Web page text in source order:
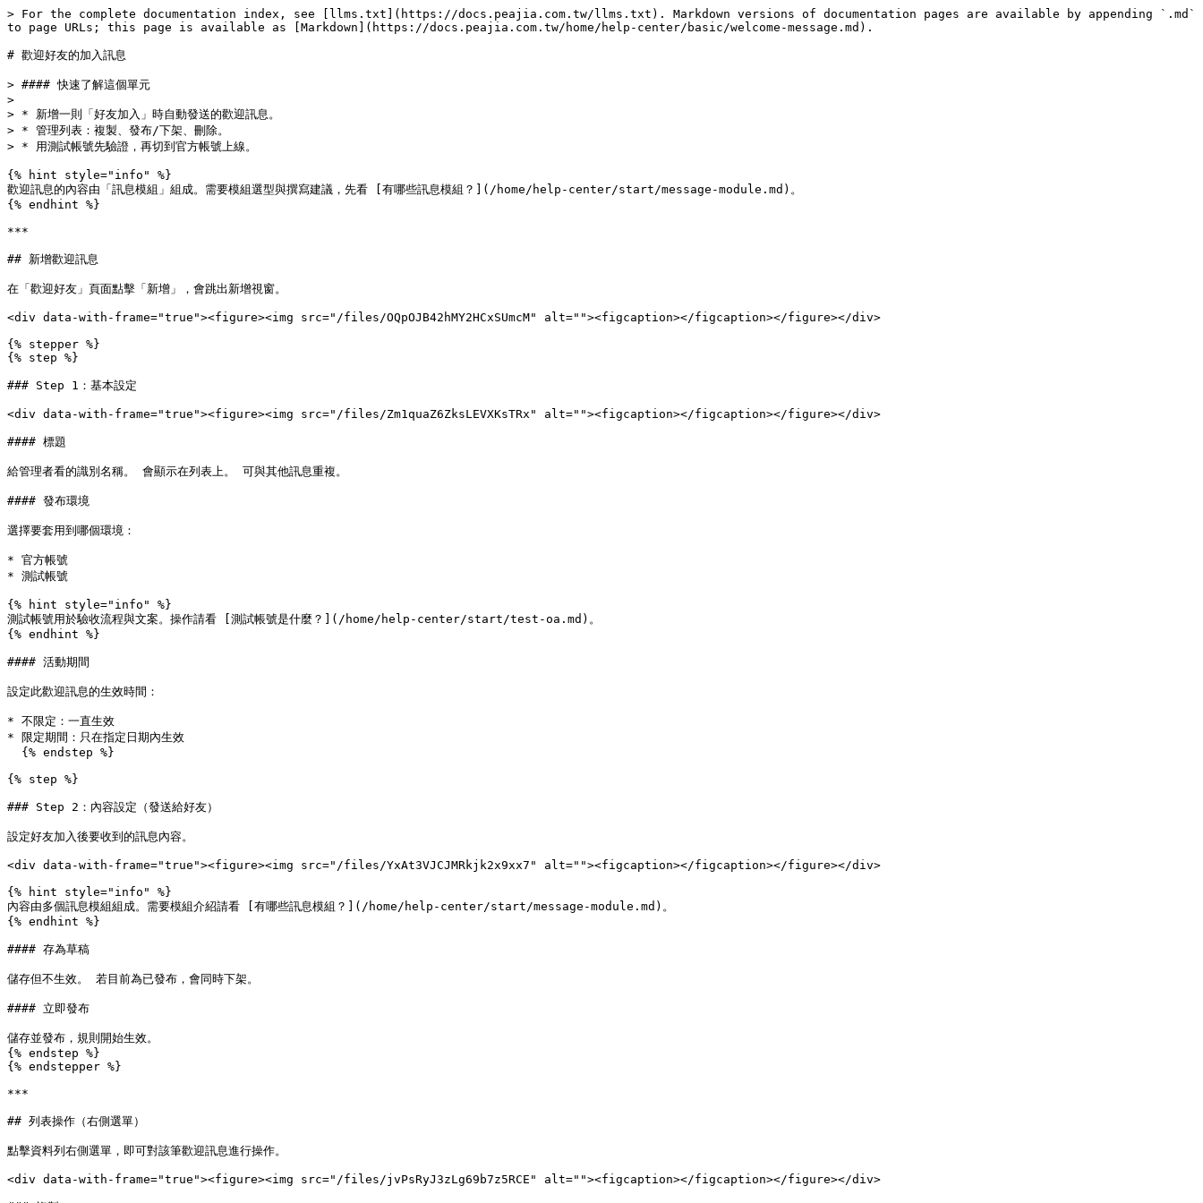
> For the complete documentation index, see [llms.txt](https://docs.peajia.com.tw/llms.txt). Markdown versions of documentation pages are available by appending `.md`
to page URLs; this page is available as [Markdown](https://docs.peajia.com.tw/home/help-center/basic/welcome-message.md).
# 歡迎好友的加入訊息
> #### 快速了解這個單元
>
> * 新增一則「好友加入」時自動發送的歡迎訊息。
> * 管理列表：複製、發布/下架、刪除。
> * 用測試帳號先驗證，再切到官方帳號上線。
{% hint style="info" %}
歡迎訊息的內容由「訊息模組」組成。需要模組選型與撰寫建議，先看 [有哪些訊息模組？](/home/help-center/start/message-module.md)。
{% endhint %}
***
## 新增歡迎訊息
在「歡迎好友」頁面點擊「新增」，會跳出新增視窗。
<div data-with-frame="true"><figure><img src="/files/OQpOJB42hMY2HCxSUmcM" alt=""><figcaption></figcaption></figure></div>
{% stepper %}
{% step %}
### Step 1：基本設定
<div data-with-frame="true"><figure><img src="/files/Zm1quaZ6ZksLEVXKsTRx" alt=""><figcaption></figcaption></figure></div>
#### 標題
給管理者看的識別名稱。 會顯示在列表上。 可與其他訊息重複。
#### 發布環境
選擇要套用到哪個環境：
* 官方帳號
* 測試帳號
{% hint style="info" %}
測試帳號用於驗收流程與文案。操作請看 [測試帳號是什麼？](/home/help-center/start/test-oa.md)。
{% endhint %}
#### 活動期間
設定此歡迎訊息的生效時間：
* 不限定：一直生效
* 限定期間：只在指定日期內生效
{% step %}
### Step 2：內容設定（發送給好友）
設定好友加入後要收到的訊息內容。
<div data-with-frame="true"><figure><img src="/files/YxAt3VJCJMRkjk2x9xx7" alt=""><figcaption></figcaption></figure></div>
{% hint style="info" %}
內容由多個訊息模組組成。需要模組介紹請看 [有哪些訊息模組？](/home/help-center/start/message-module.md)。
{% endhint %}
#### 存為草稿
儲存但不生效。 若目前為已發布，會同時下架。
#### 立即發布
儲存並發布，規則開始生效。
{% endstep %}
{% endstepper %}
***
## 列表操作（右側選單）
點擊資料列右側選單，即可對該筆歡迎訊息進行操作。
<div data-with-frame="true"><figure><img src="/files/jvPsRyJ3zLg69b7z5RCE" alt=""><figcaption></figcaption></figure></div>